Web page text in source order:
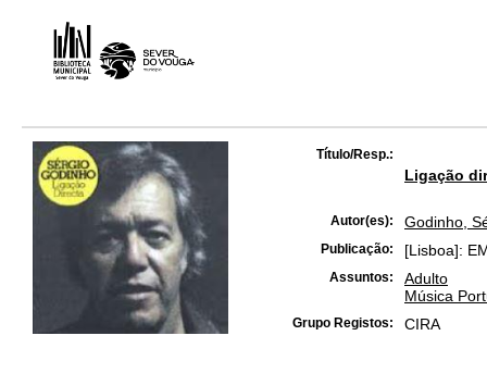
Título/Resp.:
Ligação
Autor(es): Godinho,
Publicação: [Lisboa]:
Assuntos:
Adulto
Música
Grupo Registos: CIRA